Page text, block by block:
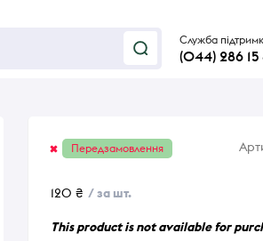
Служба
(044) 286 15
Передзамовлення
120 ₴ / за шт.
This product is not available for